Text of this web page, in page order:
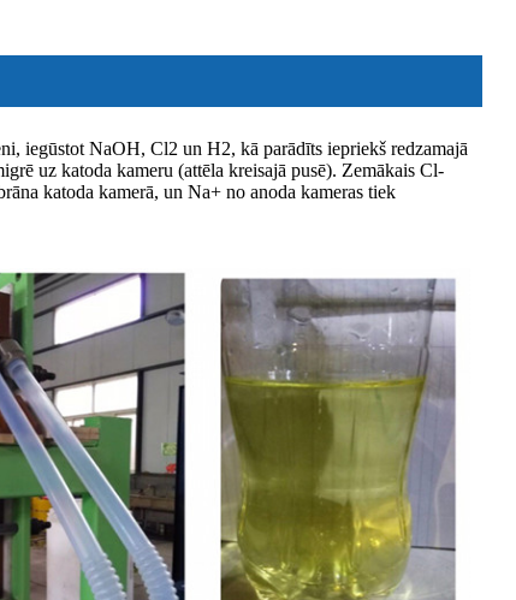
iegūstot NaOH, Cl2 un H2, kā parādīts iepriekš redzamajā
uz katoda kameru (attēla kreisajā pusē). Zemākais Cl-
katoda kamerā, un Na+ no anoda kameras tiek